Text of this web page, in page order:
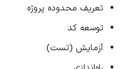
تعریف محدوده پروژه
توسعه کد
آزمایش (تست)